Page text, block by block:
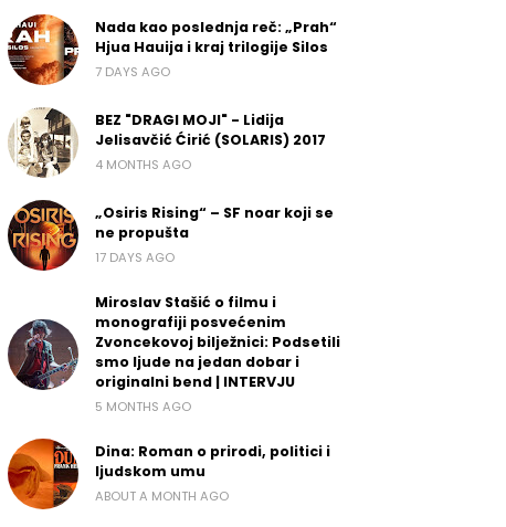
Nada kao poslednja reč: „Prah“
Hjua Hauija i kraj trilogije Silos
7 DAYS AGO
BEZ "DRAGI MOJI" - Lidija
Jelisavčić Ćirić (SOLARIS) 2017
4 MONTHS AGO
„Osiris Rising“ – SF noar koji se
ne propušta
17 DAYS AGO
Miroslav Stašić o filmu i
monografiji posvećenim
Zvoncekovoj bilježnici: Podsetili
smo ljude na jedan dobar i
originalni bend | INTERVJU
5 MONTHS AGO
Dina: Roman o prirodi, politici i
ljudskom umu
ABOUT A MONTH AGO